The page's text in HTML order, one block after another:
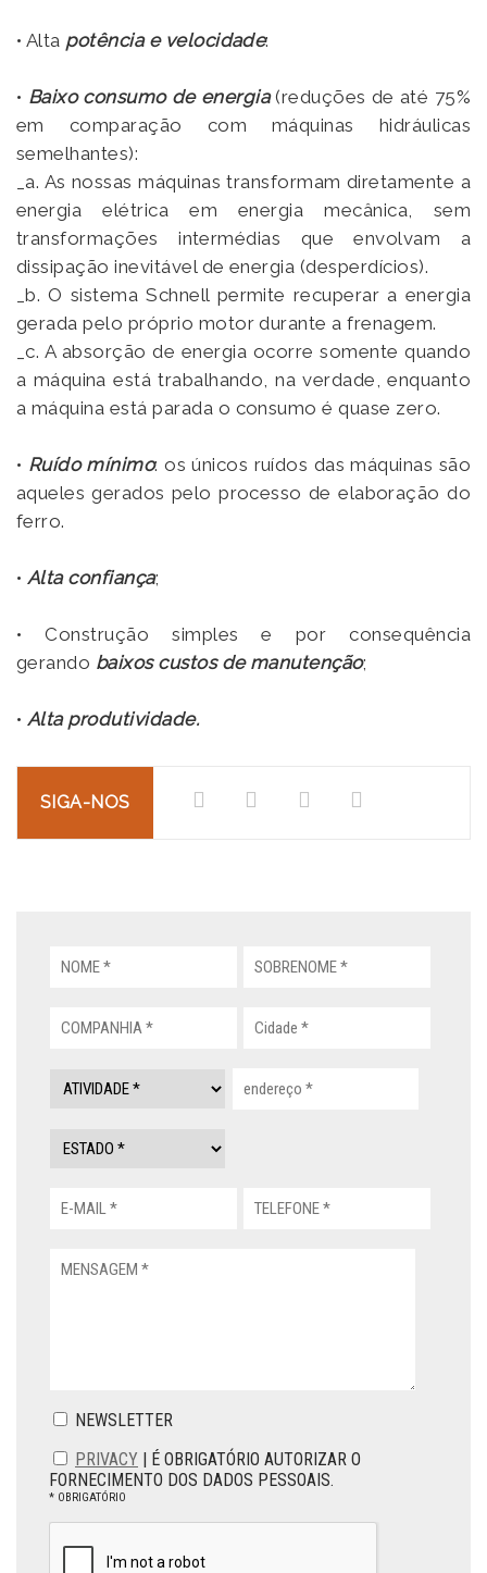
• Alta potência e velocidade:
• Baixo consumo de energia(reduções de até 75%
em comparação com máquinas hidráulicas
semelhantes):
_a. As nossas máquinas transformam diretamente a
energia elétrica em energia mecânica, sem
transformações intermédias que envolvam a
dissipação inevitável de energia (desperdícios).
_b. O sistema Schnell permite recuperar a energia
gerada pelo próprio motor durante a frenagem.
_c. A absorção de energia ocorre somente quando
a máquina está trabalhando, na verdade, enquanto
a máquina está parada o consumo é quase zero.
• Ruído mínimo: os únicos ruídos das máquinas são
aqueles gerados pelo processo de elaboração do
ferro.
• Alta confiança;
• Construção simples e por consequência
gerando baixos custos de manutenção;
• Alta produtividade.
SIGA-NOS